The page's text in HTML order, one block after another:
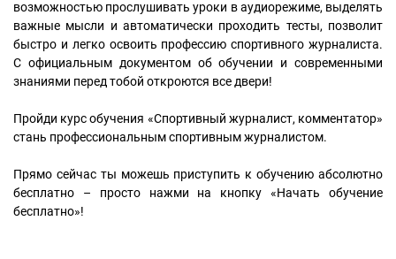
возможностью прослушивать уроки в аудиорежиме, выделять
важные мысли и автоматически проходить тесты, позволит
быстро и легко освоить профессию спортивного журналиста.
С официальным документом об обучении и современными
знаниями перед тобой откроются все двери!
Пройди курс обучения «Спортивный журналист, комментатор»
стань профессиональным спортивным журналистом.
Прямо сейчас ты можешь приступить к обучению абсолютно
бесплатно – просто нажми на кнопку «Начать обучение
бесплатно»!